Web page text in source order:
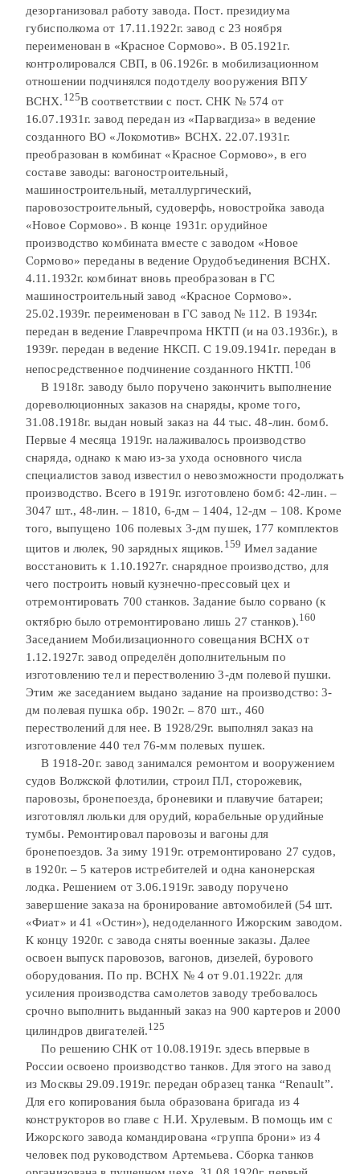
дезорганизовал работу завода. Пост. президиума
губисполкома от 17.11.1922г. завод с 23 ноября
переименован в «Красное Сормово». В 05.1921г.
контролировался СВП, в 06.1926г. в мобилизационном
отношении подчинялся подотделу вооружения ВПУ
ВСНХ. 125В соответствии с пост. СНК № 574 от
16.07.1931г. завод передан из «Парвагдиза» в ведение
созданного ВО «Локомотив» ВСНХ. 22.07.1931г.
преобразован в комбинат «Красное Сормово», в его
составе заводы: вагоностроительный,
машиностроительный, металлургический,
паровозостроительный, судоверфь, новостройка завода
«Новое Сормово». В конце 1931г. орудийное
производство комбината вместе с заводом «Новое
Сормово» переданы в ведение Орудобъединения ВСНХ.
4.11.1932г. комбинат вновь преобразован в ГС
машиностроительный завод «Красное Сормово».
25.02.1939г. переименован в ГС завод № 112. В 1934г.
передан в ведение Главречпрома НКТП (и на 03.1936г.), в
1939г. передан в ведение НКСП. С 19.09.1941г. передан в
непосредственное подчинение созданного НКТП. 106
В 1918г. заводу было поручено закончить выполнение
дореволюционных заказов на снаряды, кроме того,
31.08.1918г. выдан новый заказ на 44 тыс. 48-лин. бомб.
Первые 4 месяца 1919г. налаживалось производство
снаряда, однако к маю из-за ухода основного числа
специалистов завод известил о невозможности продолжать
производство. Всего в 1919г. изготовлено бомб: 42-лин. –
3047 шт., 48-лин. – 1810, 6-дм – 1404, 12-дм – 108. Кроме
того, выпущено 106 полевых 3-дм пушек, 177 комплектов
щитов и люлек, 90 зарядных ящиков. 159 Имел задание
восстановить к 1.10.1927г. снарядное производство, для
чего построить новый кузнечно-прессовый цех и
отремонтировать 700 станков. Задание было сорвано (к
октябрю было отремонтировано лишь 27 станков).160
Заседанием Мобилизационного совещания ВСНХ от
1.12.1927г. завод определён дополнительным по
изготовлению тел и перестволению 3-дм полевой пушки.
Этим же заседанием выдано задание на производство: 3-
дм полевая пушка обр. 1902г. – 870 шт., 460
перестволений для нее. В 1928/29г. выполнял заказ на
изготовление 440 тел 76-мм полевых пушек.
В 1918-20г. завод занимался ремонтом и вооружением
судов Волжской флотилии, строил ПЛ, сторожевик,
паровозы, бронепоезда, броневики и плавучие батареи;
изготовлял люльки для орудий, корабельные орудийные
тумбы. Ремонтировал паровозы и вагоны для
бронепоездов. За зиму 1919г. отремонтировано 27 судов,
в 1920г. – 5 катеров истребителей и одна канонерская
лодка. Решением от 3.06.1919г. заводу поручено
завершение заказа на бронирование автомобилей (54 шт.
«Фиат» и 41 «Остин»), недоделанного Ижорским заводом.
К концу 1920г. с завода сняты военные заказы. Далее
освоен выпуск паровозов, вагонов, дизелей, бурового
оборудования. По пр. ВСНХ № 4 от 9.01.1922г. для
усиления производства самолетов заводу требовалось
срочно выполнить выданный заказ на 900 картеров и 2000
цилиндров двигателей.125
По решению СНК от 10.08.1919г. здесь впервые в
России освоено производство танков. Для этого на завод
из Москвы 29.09.1919г. передан образец танка “Renault”.
Для его копирования была образована бригада из 4
конструкторов во главе с Н.И. Хрулевым. В помощь им с
Ижорского завода командирована «группа брони» из 4
человек под руководством Артемьева. Сборка танков